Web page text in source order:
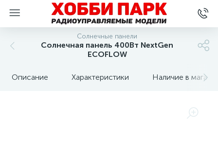
Солнечные панели
Солнечная панель 400Вт NextGen
ECOFLOW
Описание Характеристики Наличие в